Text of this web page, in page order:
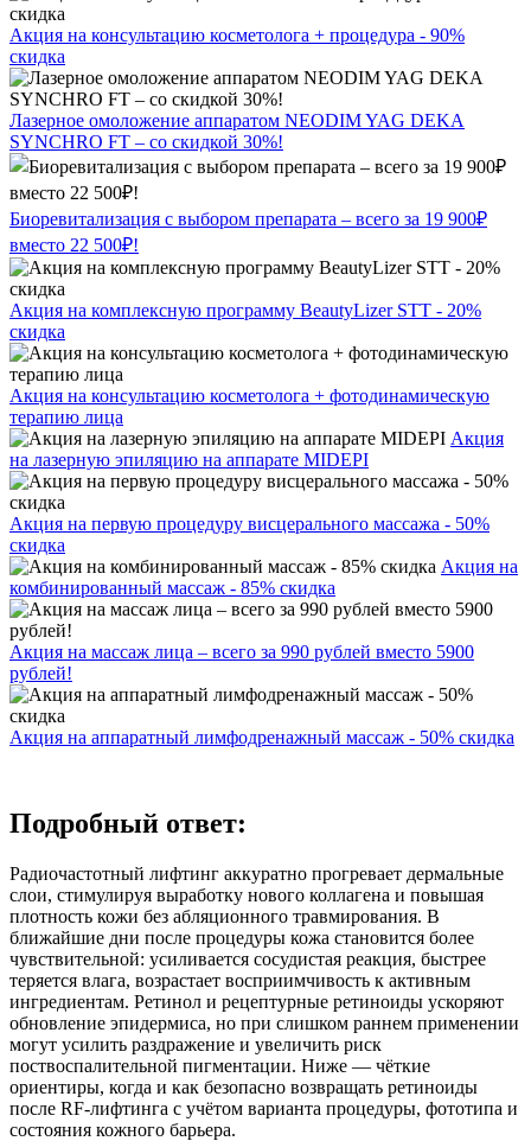
Акция на консультацию косметолога + процедура - 90%
скидка
Лазерное омоложение аппаратом NEODIM YAG DEKA
SYNCHRO FT – со скидкой 30%!
Биоревитализация с выбором препарата – всего за 19 900₽
вместо 22 500₽!
Акция на комплексную программу BeautyLizer STT - 20%
скидка
Акция на консультацию косметолога + фотодинамическую
терапию лица
Акция
на лазерную эпиляцию на аппарате MIDEPI
Акция на первую процедуру висцерального массажа - 50%
скидка
Акция на
комбинированный массаж - 85% скидка
Акция на массаж лица – всего за 990 рублей вместо 5900
рублей!
Акция на аппаратный лимфодренажный массаж - 50% скидка
Подробный ответ:
Радиочастотный лифтинг аккуратно прогревает дермальные
слои, стимулируя выработку нового коллагена и повышая
плотность кожи без абляционного травмирования. В
ближайшие дни после процедуры кожа становится более
чувствительной: усиливается сосудистая реакция, быстрее
теряется влага, возрастает восприимчивость к активным
ингредиентам. Ретинол и рецептурные ретиноиды ускоряют
обновление эпидермиса, но при слишком раннем применении
могут усилить раздражение и увеличить риск
поствоспалительной пигментации. Ниже — чёткие
ориентиры, когда и как безопасно возвращать ретиноиды
после RF‑лифтинга с учётом варианта процедуры, фототипа и
состояния кожного барьера.